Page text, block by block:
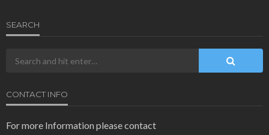
SEARCH
CONTACT INFO
For more Information please contact